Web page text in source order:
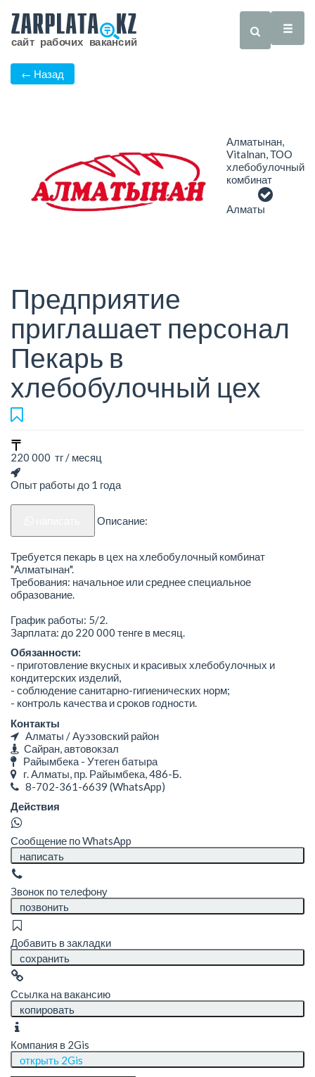
← Назад
Алматынан,
Vitalnan, ТОО
хлебобулочный
комбинат
Алматы
Предприятие
приглашает персонал
Пекарь в
хлебобулочный цех
220 000 тг / месяц
Опыт работы до 1 года
Описание:
Требуется пекарь в цех на хлебобулочный комбинат
"Алматынан".
Требования: начальное или среднее специальное
образование.
График работы: 5/2.
Зарплата: до 220 000 тенге в месяц.
Обязанности:
- приготовление вкусных и красивых хлебобулочных и
кондитерских изделий,
- соблюдение санитарно-гигиенических норм;
- контроль качества и сроков годности.
Контакты
Алматы / Ауэзовский район
Сайран, автовокзал
Райымбека - Утеген батыра
г. Алматы, пр. Райымбека, 486-Б.
8-702-361-6639 (WhatsApp)
Действия
Сообщение по WhatsApp
написать
Звонок по телефону
позвонить
Добавить в закладки
сохранить
Ссылка на вакансию
копировать
Компания в 2Gis
открыть 2Gis